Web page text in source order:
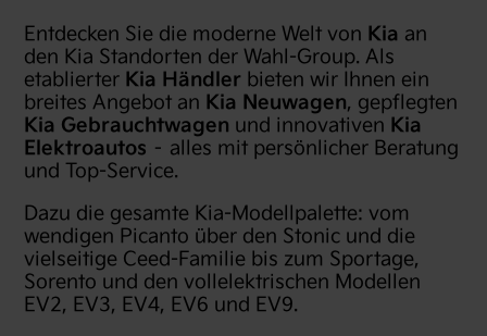
Entdecken Sie die moderne Welt von Kia an
den Kia Standorten der Wahl-Group. Als
etablierter Kia Händler bieten wir Ihnen ein
breites Angebot an Kia Neuwagen, gepflegten
Kia Gebrauchtwagen und innovativen Kia
Elektroautos – alles mit persönlicher Beratung
und Top-Service.
Dazu die gesamte Kia-Modellpalette: vom
wendigen Picanto über den Stonic und die
vielseitige Ceed-Familie bis zum Sportage,
Sorento und den vollelektrischen Modellen
EV2, EV3, EV4, EV6 und EV9.